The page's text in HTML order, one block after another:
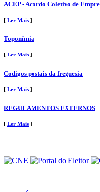
ACEP - Acordo Coletivo de
[ Ler Mais ]
Toponímia
[ Ler Mais ]
Codigos postais da freguesia
[ Ler Mais ]
REGULAMENTOS EXTERNOS
[ Ler Mais ]